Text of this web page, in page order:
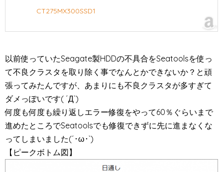
CT275MX300SSD1
以前使っていたSeagate製HDDの不具合をSeatoolsを使っ
て不良クラスタを取り除く事でなんとかできないか？と頑
張ってみたんですが、あまりにも不良クラスタが多すぎて
ダメっぽいです( ´Д`)
何度も何度も繰り返しエラー修復をやって60％ぐらいまで
進めたところでSeatoolsでも修復できずに先に進まなくな
ってしまいました(´･ω･`)
【ピークボトム図】